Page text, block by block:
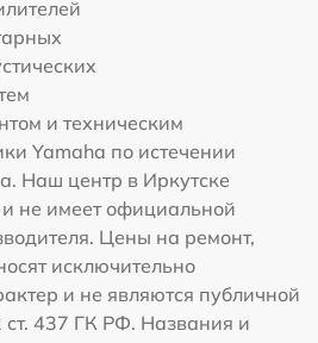
и техническим
Yamaha по истечении
Наш центр в Иркутске
не имеет официальной
Цены на ремонт,
исключительно
и не являются публичной
ст. 437 ГК РФ. Названия и